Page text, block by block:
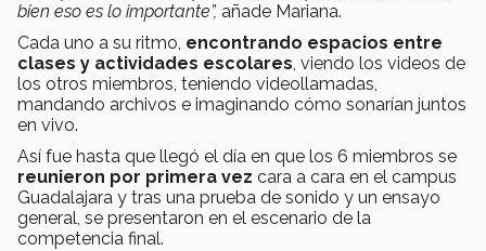
bien eso es lo importante”, añade Mariana.
Cada uno a su ritmo, encontrando espacios entre
clases y actividades escolares, viendo los videos de
los otros miembros, teniendo videollamadas,
mandando archivos e imaginando cómo sonarían juntos
en vivo.
Así fue hasta que llegó el día en que los 6 miembros se
reunieron por primera vez cara a cara en el campus
Guadalajara y tras una prueba de sonido y un ensayo
general, se presentaron en el escenario de la
competencia final.